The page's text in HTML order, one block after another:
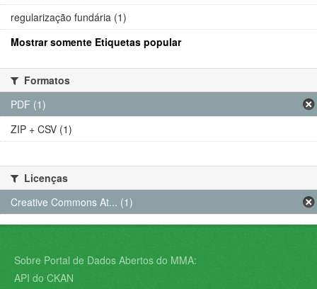
regularização fundária (1)
Mostrar somente Etiquetas popular
Formatos
PDF (1)
ZIP + CSV (1)
Licenças
Creative Commons At... (1)
Sobre Portal de Dados Abertos do MMA:
API do CKAN